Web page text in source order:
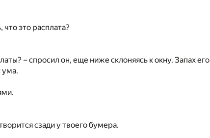
это расплата?
– спросил он, еще ниже склоняясь к окну. Запах его
ума.
сзади у твоего бумера.